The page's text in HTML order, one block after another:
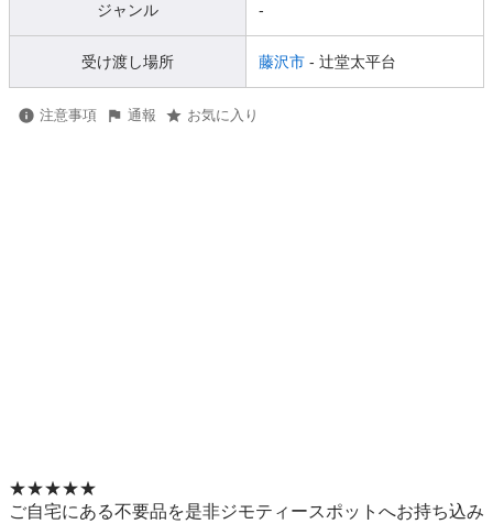
ジャンル -
受け渡し場所 藤沢市 - 辻堂太平台
注意事項 通報 お気に入り
★★★★★
ご自宅にある不要品を是非ジモティースポットへお持ち込み